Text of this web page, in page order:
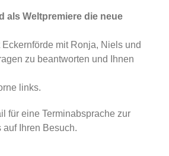
als Weltpremiere die neue
mit Ronja, Niels und
zu beantworten und Ihnen
links.
für eine Terminabsprache zur
auf Ihren Besuch.